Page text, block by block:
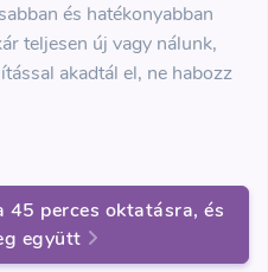
és hatékonyabban
teljesen új vagy nálunk,
akadtál el, ne habozz
perces oktatásra, és
együtt